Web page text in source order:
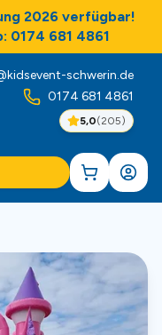
2026 verfügbar!
0174 681 4861
schwerin.de
0174 681 4861
5,0(205)